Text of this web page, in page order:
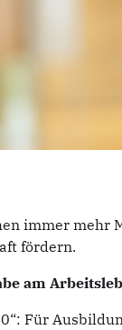
immer mehr
fördern.
am
Für